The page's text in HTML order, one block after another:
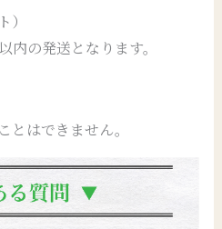
内の発送となります。
はできません。